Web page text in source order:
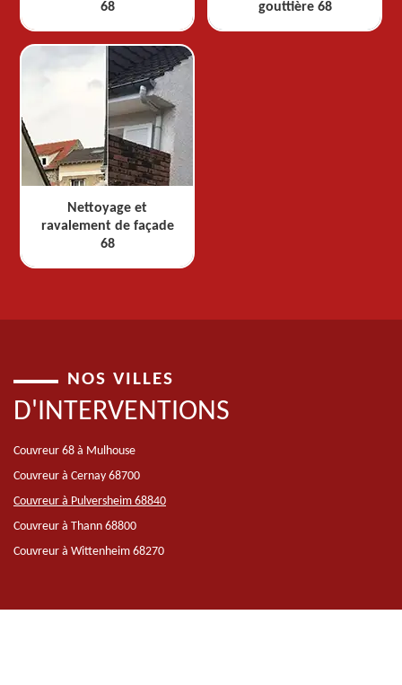
68
gouttière 68
Nettoyage et
ravalement de façade
68
NOS VILLES
D'INTERVENTIONS
Couvreur 68 à Mulhouse
Couvreur à Cernay 68700
Couvreur à Pulversheim 68840
Couvreur à Thann 68800
Couvreur à Wittenheim 68270